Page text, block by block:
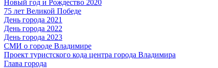
Новый год и Рождество 2020
75 лет Великой Победе
День города 2021
День города 2022
День города 2023
СМИ о городе Владимире
Проект туристского кода центра города Владимира
Глава города